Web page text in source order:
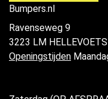
Bumpers.nl
Ravenseweg 9
3223 LM
Openingstijden